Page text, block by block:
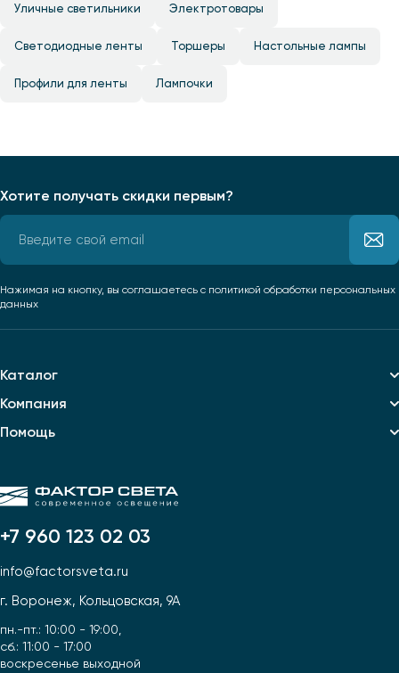
Уличные светильники Электротовары
Светодиодные ленты Торшеры Настольные лампы
Профили для ленты Лампочки
+7 960 123 02 03
info@factorsveta.ru
г. Воронеж, Кольцовская, 9А
пн.-пт.: 10:00 - 19:00,
сб.: 11:00 - 17:00
воскресенье выходной
Каталог
Компания
Помощь
Хотите получать скидки первым?
Нажимая на кнопку, вы соглашаетесь с политикой обработки персональных
данных